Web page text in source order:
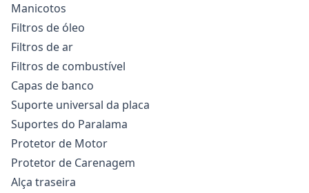
Manicotos
Filtros de óleo
Filtros de ar
Filtros de combustível
Capas de banco
Suporte universal da placa
Suportes do Paralama
Protetor de Motor
Protetor de Carenagem
Alça traseira